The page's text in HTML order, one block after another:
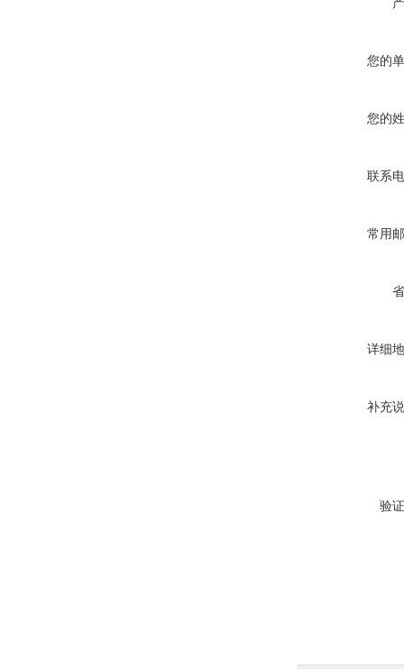
您的
您的
联系
常用
详细
补充
验